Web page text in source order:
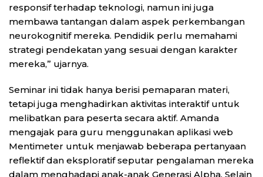
responsif terhadap teknologi, namun ini juga
membawa tantangan dalam aspek perkembangan
neurokognitif mereka. Pendidik perlu memahami
strategi pendekatan yang sesuai dengan karakter
mereka,” ujarnya.
Seminar ini tidak hanya berisi pemaparan materi,
tetapi juga menghadirkan aktivitas interaktif untuk
melibatkan para peserta secara aktif. Amanda
mengajak para guru menggunakan aplikasi web
Mentimeter untuk menjawab beberapa pertanyaan
reflektif dan eksploratif seputar pengalaman mereka
dalam menghadapi anak-anak Generasi Alpha. Selain